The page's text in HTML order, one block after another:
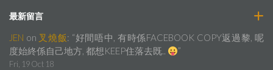
最新留言
JEN on 叉燒飯: “好間唔中, 有時係FACEBOOK COPY返過黎, 呢
度始終係自己地方, 都想KEEP住落去既..
”
Fri, 19 Oct 18